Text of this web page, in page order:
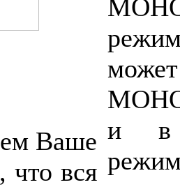
Ваше
что вся
и в